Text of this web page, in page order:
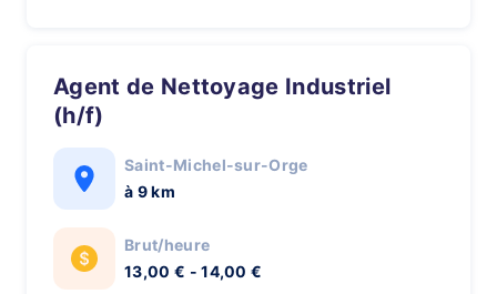
Agent de Nettoyage Industriel
(h/f)
Saint-Michel-sur-Orge
à 9 km
Brut/heure
13,00 € - 14,00 €